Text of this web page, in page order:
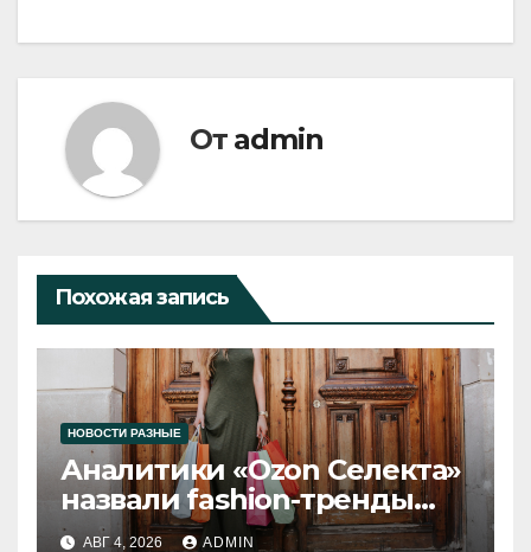
записям
От admin
Похожая запись
НОВОСТИ РАЗНЫЕ
Аналитики «Ozon Селекта»
назвали fashion-тренды
2026 года
АВГ 4, 2026 ADMIN